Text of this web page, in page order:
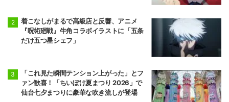
着こなしがまるで高級店と反響、アニメ
『呪術廻戦』牛角コラボイラストに「五条
だけ五つ星シェフ」
「これ見た瞬間テンション上がった」とフ
ァン歓喜！「ちいぽけ夏まつり 2026」で
仙台七夕まつりに豪華な吹き流しが登場